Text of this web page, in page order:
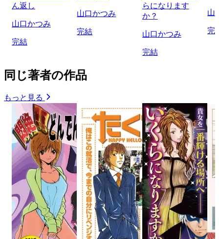
ん返し
山口かつみ
完結
山口かつみ
完結
らになります
か？
山口かつみ
完結
山
完
同じ著者の作品
もっと見る